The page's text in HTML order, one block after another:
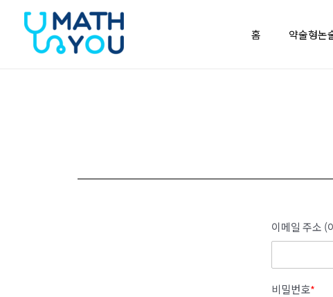
건너뛰기
홈 약술형논
이메일 주소 (
비밀번호*